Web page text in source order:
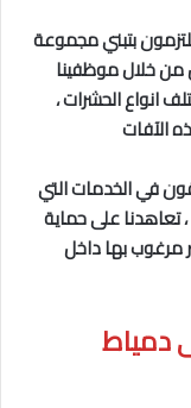
بتبني مجموعة
من خلال موظفينا
انواع الحشرات ،
الآفات
في الخدمات التي
، تعاهدنا على حماية
مرغوب بها داخل
دمياط